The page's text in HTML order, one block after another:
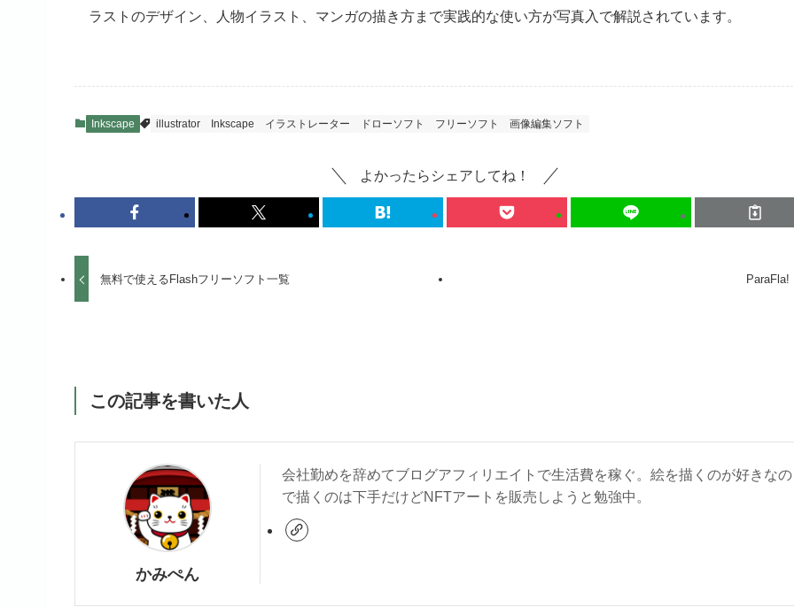
ラストのデザイン、人物イラスト、マンガの描き方まで実践的な使い方が写真入で解説されています。
Inkscape illustrator Inkscape イラストレーター ドローソフト フリーソフト 画像編集ソフト
よかったらシェアしてね！
無料で使えるFlashフリーソフト一覧 ParaFla!
この記事を書いた人
かみぺん
会社勤めを辞めてブログアフィリエイトで生活費を稼ぐ。絵を描くのが好きなの
で描くのは下手だけどNFTアートを販売しようと勉強中。